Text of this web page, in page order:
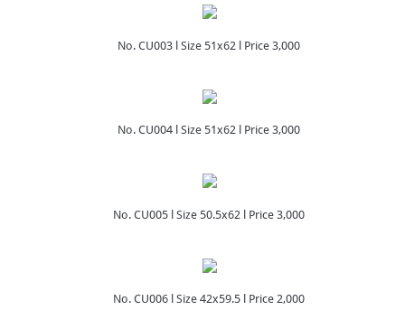
No. CU003 l Size 51x62 l Price 3,000
No. CU004 l Size 51x62 l Price 3,000
No. CU005 l Size 50.5x62 l Price 3,000
No. CU006 l Size 42x59.5 l Price 2,000